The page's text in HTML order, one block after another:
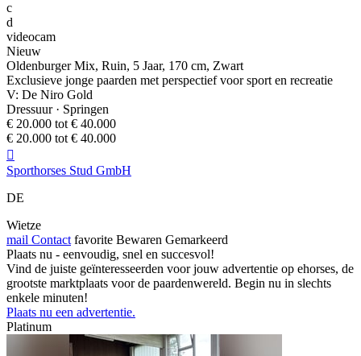
c
d
videocam
Nieuw
Oldenburger Mix, Ruin, 5 Jaar, 170 cm, Zwart
Exclusieve jonge paarden met perspectief voor sport en recreatie
V: De Niro Gold
Dressuur · Springen
€ 20.000 tot € 40.000
€ 20.000 tot € 40.000

Sporthorses Stud GmbH
DE
Wietze
mail Contact favorite Bewaren Gemarkeerd
Plaats nu - eenvoudig, snel en succesvol!
Vind de juiste geïnteresseerden voor jouw advertentie op ehorses, de
grootste marktplaats voor de paardenwereld. Begin nu in slechts
enkele minuten!
Plaats nu een advertentie.
Platinum